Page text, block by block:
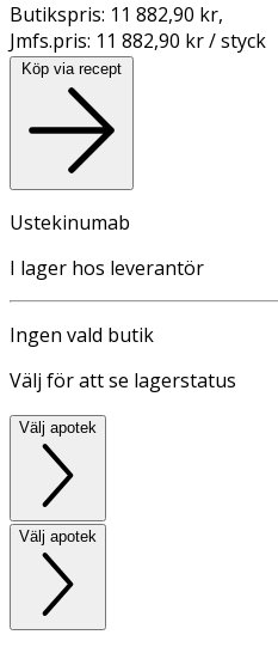
Butikspris: 11 882,90 kr,
Jmfs.pris: 11 882,90 kr / styck
Köp via recept
Ustekinumab
I lager hos leverantör
Ingen vald butik
Välj för att se lagerstatus
Välj apotek
Välj apotek